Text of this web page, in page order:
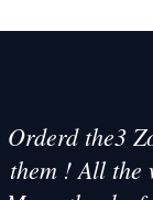
Orderd the3
them ! All the